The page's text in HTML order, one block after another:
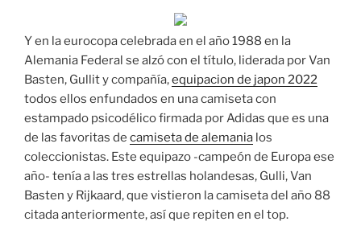
Y en la eurocopa celebrada en el año 1988 en la
Alemania Federal se alzó con el título, liderada por Van
Basten, Gullit y compañía,equipacion de japon 2022
todos ellos enfundados en una camiseta con
estampado psicodélico firmada por Adidas que es una
de las favoritas de camiseta de alemania los
coleccionistas. Este equipazo -campeón de Europa ese
año- tenía a las tres estrellas holandesas, Gulli, Van
Basten y Rijkaard, que vistieron la camiseta del año 88
citada anteriormente, así que repiten en el top.